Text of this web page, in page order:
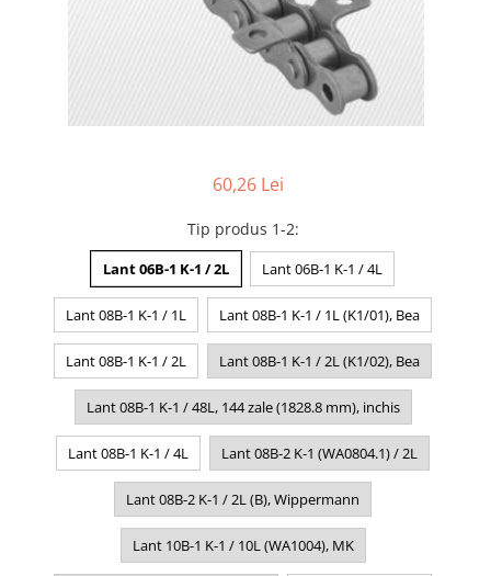
60,26 Lei
Tip produs 1-2:
Lant 06B-1 K-1 / 2L Lant 06B-1 K-1 / 4L
Lant 08B-1 K-1 / 1L Lant 08B-1 K-1 / 1L (K1/01), Bea
Lant 08B-1 K-1 / 2L Lant 08B-1 K-1 / 2L (K1/02), Bea
Lant 08B-1 K-1 / 48L, 144 zale (1828.8 mm), inchis
Lant 08B-1 K-1 / 4L Lant 08B-2 K-1 (WA0804.1) / 2L
Lant 08B-2 K-1 / 2L (B), Wippermann
Lant 10B-1 K-1 / 10L (WA1004), MK